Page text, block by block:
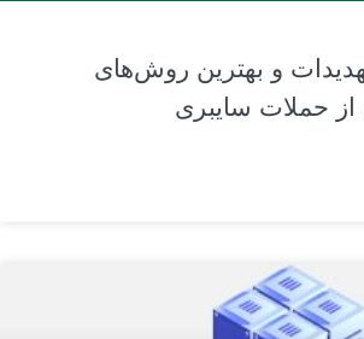
و بهترین روش‌های
حملات سایبری